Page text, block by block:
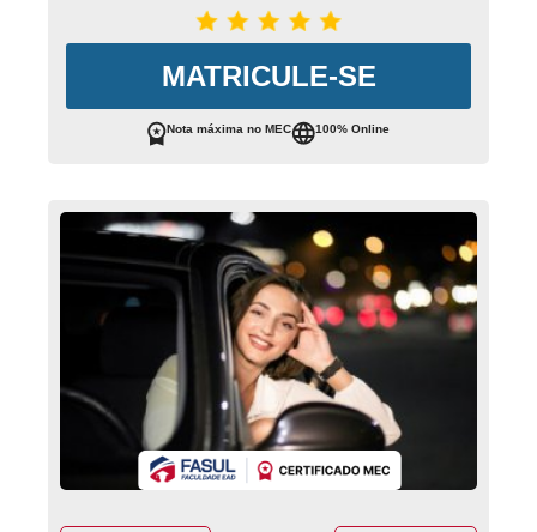
MATRICULE-SE
Nota máxima no MEC 100% Online